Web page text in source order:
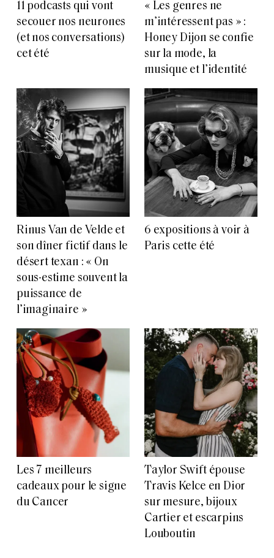
11 podcasts qui vont
secouer nos neurones
(et nos conversations)
cet été
« Les genres ne
m’intéressent pas » :
Honey Dijon se confie
sur la mode, la
musique et l’identité
Rinus Van de Velde et
son dîner fictif dans le
désert texan : « On
sous-estime souvent la
puissance de
l’imaginaire »
6 expositions à voir à
Paris cette été
Les 7 meilleurs
cadeaux pour le signe
du Cancer
Taylor Swift épouse
Travis Kelce en Dior
sur mesure, bijoux
Cartier et escarpins
Louboutin